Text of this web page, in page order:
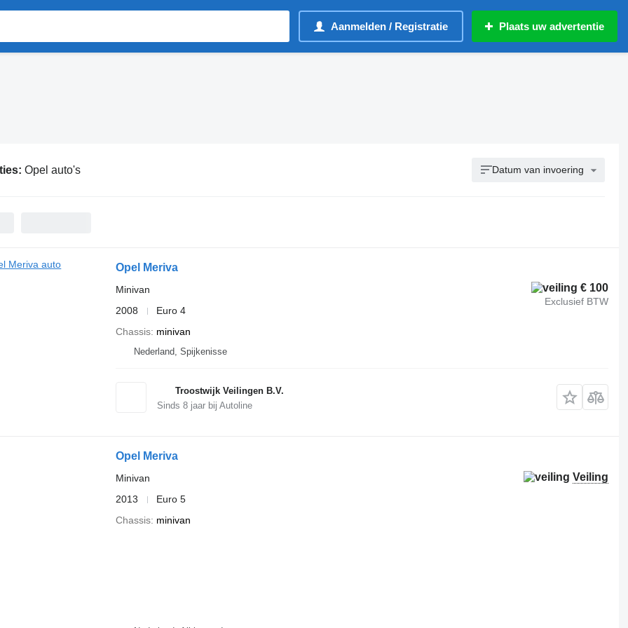
Aanmelden / Registratie Plaats uw advertentie
Opel auto's Datum van invoering
Opel Meriva
€ 100
Exclusief BTW
Minivan
2008
Euro 4
Chassis minivan
Nederland, Spijkenisse
Troostwijk Veilingen B.V.
Sinds 8jaar bij Autoline
Opel Meriva
Veiling
Minivan
2013
Euro 5
Chassis minivan